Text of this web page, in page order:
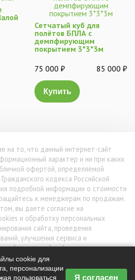
Сетчатый куб для
полётов БПЛА с
демпфирующим
покрытием 3*3*3м
75 000 ₽ 85 000 ₽
Купить
на то, что данный интернет-сайт
характер и ни при каких
офертой, определяемой
кодекса Российской
подробной информации о стоимости
к менеджерам по продажам.
вы даете согласие на
и обработку персональных
сайта, проведения
улучшения сервиса и
рекламной информации на основе
cookie для
персонализации
пользоваться
Я согласен